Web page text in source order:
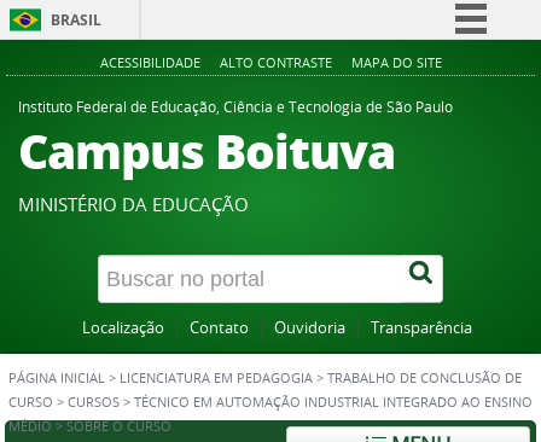
BRASIL
Simplifique!
Comunica BR
Acesso à informação
Canais
ACESSIBILIDADE ALTO CONTRASTE MAPA DO SITE
Instituto Federal de Educação, Ciência e Tecnologia de São Paulo
Campus Boituva
MINISTÉRIO DA EDUCAÇÃO
Localização Contato Ouvidoria Transparência
PÁGINA INICIAL > LICENCIATURA EM PEDAGOGIA > TRABALHO DE CONCLUSÃO DE
CURSO > CURSOS > TÉCNICO EM AUTOMAÇÃO INDUSTRIAL INTEGRADO AO ENSINO
MÉDIO > SOBRE O CURSO